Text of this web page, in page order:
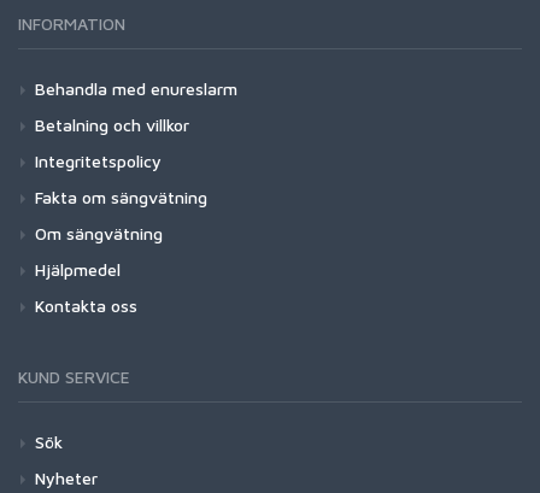
INFORMATION
Behandla med enureslarm
Betalning och villkor
Integritetspolicy
Fakta om sängvätning
Om sängvätning
Hjälpmedel
Kontakta oss
KUND SERVICE
Sök
Nyheter